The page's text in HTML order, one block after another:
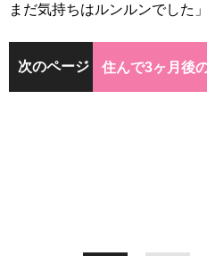
まだ気持ちはルンルンでした」
次のページ 住んで3ヶ月後